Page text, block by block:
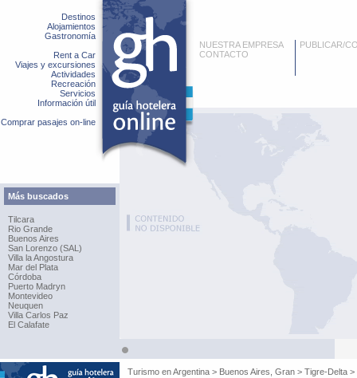
Destinos
Alojamientos
Gastronomía
Rent a Car
Viajes y excursiones
Actividades
Recreación
Servicios
Información útil
Comprar pasajes on-line
Más buscados
Tilcara
Rio Grande
Buenos Aires
San Lorenzo (SAL)
Villa la Angostura
Mar del Plata
Córdoba
Puerto Madryn
Montevideo
Neuquen
Villa Carlos Paz
El Calafate
NUESTRA EMPRESA
CONTACTO
PUBLICAR/
Turismo enArgentina > Buenos Aires, Gran > Tigre-Delta >